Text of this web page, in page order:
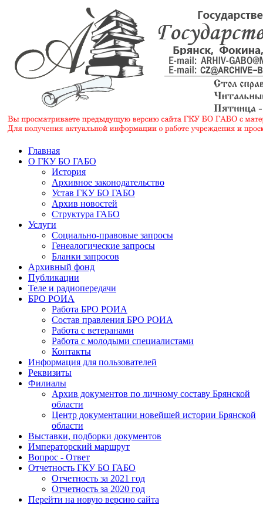
Главная
О ГКУ БО ГАБО
История
Архивное законодательство
Устав ГКУ БО ГАБО
Архив новостей
Структура ГАБО
Услуги
Социально-правовые запросы
Генеалогические запросы
Бланки запросов
Архивный фонд
Публикации
Теле и радиопередачи
БРО РОИА
Работа БРО РОИА
Состав правления БРО РОИА
Работа с ветеранами
Работа с молодыми специалистами
Контакты
Информация для пользователей
Реквизиты
Филиалы
Архив документов по личному составу Брянской
области
Центр документации новейшей истории Брянской
области
Выставки, подборки документов
Императорский маршрут
Вопрос - Ответ
Отчетность ГКУ БО ГАБО
Отчетность за 2021 год
Отчетность за 2020 год
Перейти на новую версию сайта